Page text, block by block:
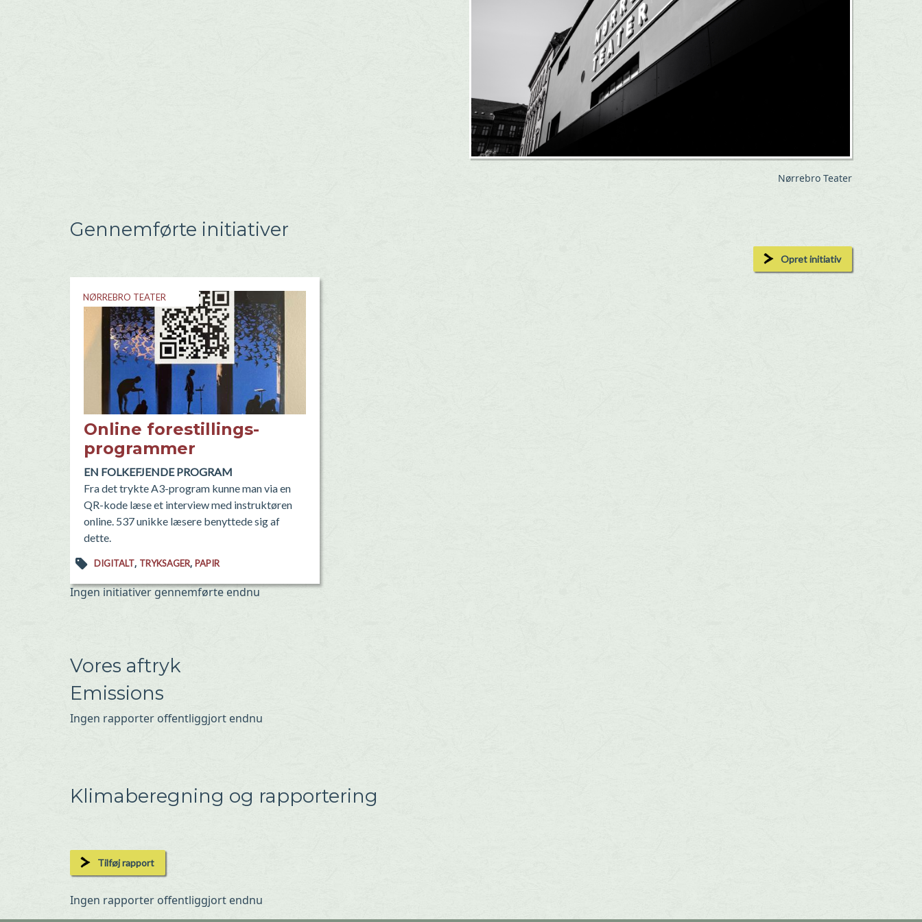
Nørrebro Teater
Gennemførte initiativer
Opret initiativ
NØRREBRO TEATER
Online forestillings-
programmer
EN FOLKEFJENDE PROGRAM
Fra det trykte A3-program kunne man via en
QR-kode læse et interview med instruktøren
online. 537 unikke læsere benyttede sig af
dette.
DIGITALT, TRYKSAGER, PAPIR
Ingen initiativer gennemførte endnu
Vores aftryk
Emissions
Ingen rapporter offentliggjort endnu
Klimaberegning og rapportering
Tilføj rapport
Ingen rapporter offentliggjort endnu